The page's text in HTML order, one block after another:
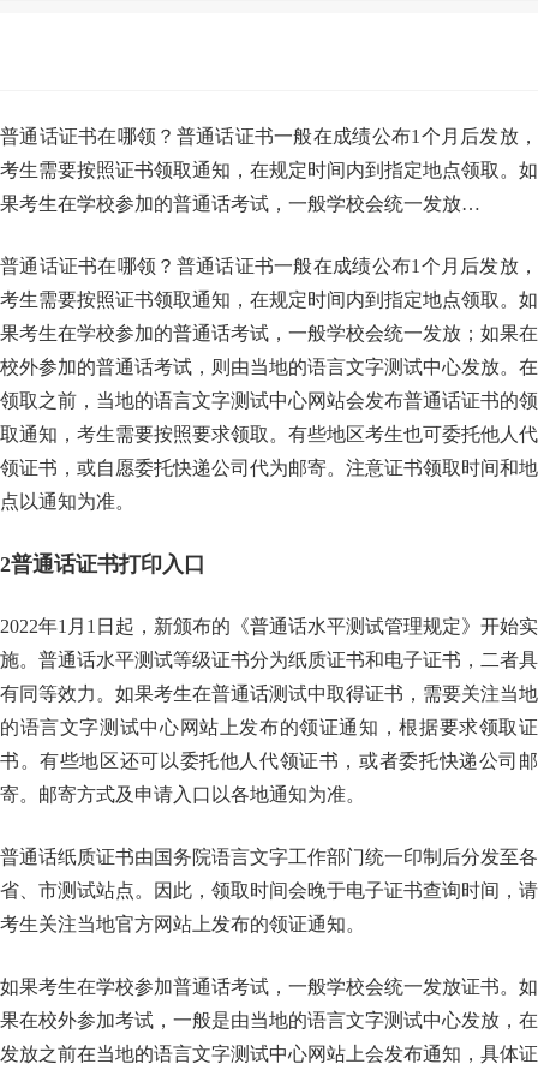
普通话证书在哪领？普通话证书一般在成绩公布1个月后发放，
考生需要按照证书领取通知，在规定时间内到指定地点领取。如
果考生在学校参加的普通话考试，一般学校会统一发放…
普通话证书在哪领？普通话证书一般在成绩公布1个月后发放，
考生需要按照证书领取通知，在规定时间内到指定地点领取。如
果考生在学校参加的普通话考试，一般学校会统一发放；如果在
校外参加的普通话考试，则由当地的语言文字测试中心发放。在
领取之前，当地的语言文字测试中心网站会发布普通话证书的领
取通知，考生需要按照要求领取。有些地区考生也可委托他人代
领证书，或自愿委托快递公司代为邮寄。注意证书领取时间和地
点以通知为准。
2普通话证书打印入口
2022年1月1日起，新颁布的《普通话水平测试管理规定》开始实
施。普通话水平测试等级证书分为纸质证书和电子证书，二者具
有同等效力。如果考生在普通话测试中取得证书，需要关注当地
的语言文字测试中心网站上发布的领证通知，根据要求领取证
书。有些地区还可以委托他人代领证书，或者委托快递公司邮
寄。邮寄方式及申请入口以各地通知为准。
普通话纸质证书由国务院语言文字工作部门统一印制后分发至各
省、市测试站点。因此，领取时间会晚于电子证书查询时间，请
考生关注当地官方网站上发布的领证通知。
如果考生在学校参加普通话考试，一般学校会统一发放证书。如
果在校外参加考试，一般是由当地的语言文字测试中心发放，在
发放之前在当地的语言文字测试中心网站上会发布通知，具体证